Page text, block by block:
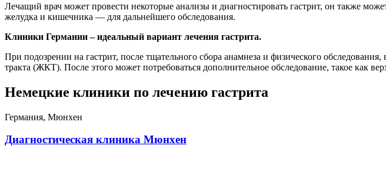
Лечащий врач может провести некоторые анализы и диагностировать гастрит, он также
желудка и кишечника — для дальнейшего обследования.
Клиники Германии – идеальный вариант лечения гастрита.
При подозрении на гастрит, после тщательного сбора анамнеза и физического
тракта (ЖКТ). После этого может потребоваться дополнительное обследование, такое как
Немецкие клиники по лечению гастрита
Германия, Мюнхен
Диагностическая клиника Мюнхен